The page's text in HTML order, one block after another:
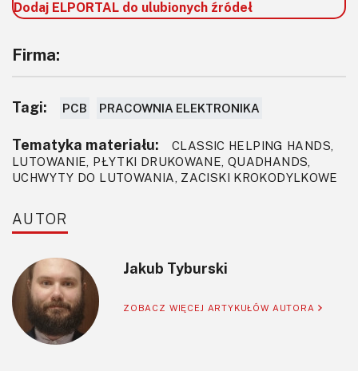
Dodaj ELPORTAL do ulubionych źródeł
Firma:
Tagi: PCB PRACOWNIA ELEKTRONIKA
Tematyka materiału:
CLASSIC HELPING HANDS,
LUTOWANIE, PŁYTKI DRUKOWANE, QUADHANDS,
UCHWYTY DO LUTOWANIA, ZACISKI KROKODYLKOWE
AUTOR
Jakub Tyburski
ZOBACZ WIĘCEJ ARTYKUŁÓW AUTORA